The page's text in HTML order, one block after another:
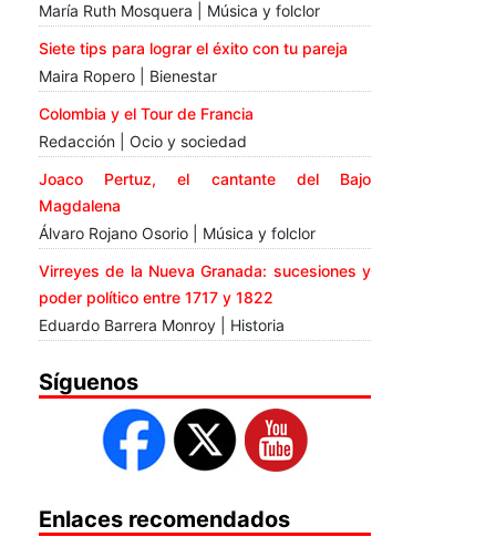
María Ruth Mosquera | Música y folclor
Siete tips para lograr el éxito con tu pareja
Maira Ropero | Bienestar
Colombia y el Tour de Francia
Redacción | Ocio y sociedad
Joaco Pertuz, el cantante del Bajo
Magdalena
Álvaro Rojano Osorio | Música y folclor
Virreyes de la Nueva Granada: sucesiones y
poder político entre 1717 y 1822
Eduardo Barrera Monroy | Historia
Síguenos
Enlaces recomendados